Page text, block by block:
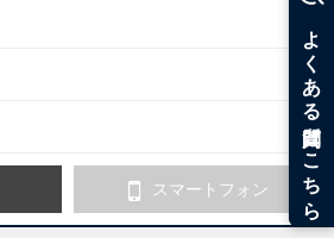
スマートフォン